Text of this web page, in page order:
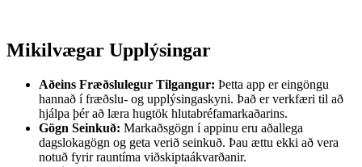
Mikilvægar Upplýsingar
Aðeins Fræðslulegur Tilgangur: Þetta app er eingöngu
hannað í fræðslu- og upplýsingaskyni. Það er verkfæri til að
hjálpa þér að læra hugtök hlutabréfamarkaðarins.
Gögn Seinkuð: Markaðsgögn í appinu eru aðallega
dagslokagögn og geta verið seinkuð. Þau ættu ekki að vera
notuð fyrir rauntíma viðskiptaákvarðanir.